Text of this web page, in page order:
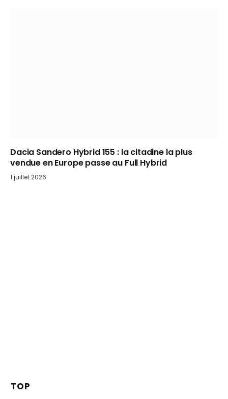
Dacia Sandero Hybrid 155 : la citadine la plus
vendue en Europe passe au Full Hybrid
1 juillet 2026
TOP